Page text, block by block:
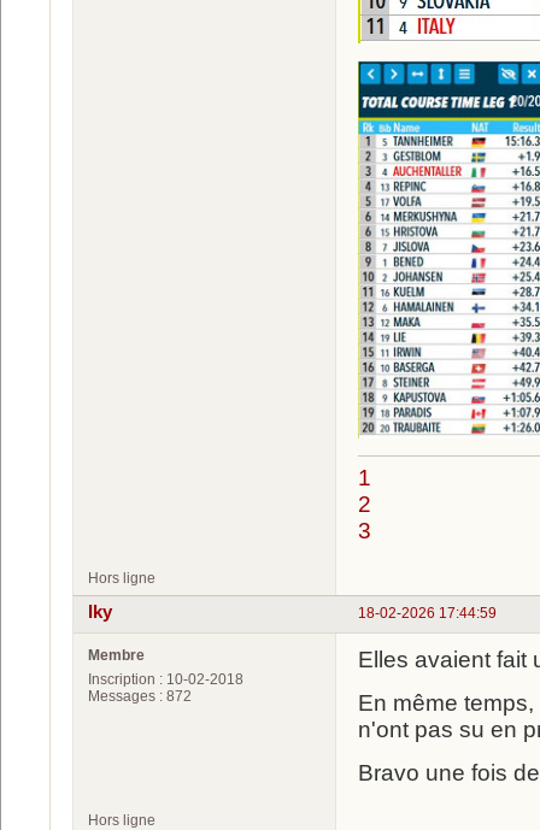
1
2
3
Hors ligne
18-02-2026 17:44:59
Iky
Membre
Inscription : 10-02-2018
Messages : 872
Elles avaient
En même
n'ont pas su en
Bravo une fois
Hors ligne